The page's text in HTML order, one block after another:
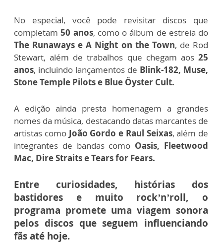
No especial, você pode revisitar discos que
completam50 anos, como o álbum de estreia do
The Runaways e A Night on the Town, de Rod
Stewart, além de trabalhos que chegam aos 25
anos, incluindo lançamentos de Blink-182, Muse,
Stone Temple Pilots e Blue Öyster Cult.
A edição ainda presta homenagem a grandes
nomes da música, destacando datas marcantes de
artistas como João Gordo e Raul Seixas, além de
integrantes de bandas como Oasis, Fleetwood
Mac, Dire Straits e Tears for Fears.
Entre curiosidades, histórias dos
bastidores e muito rock’n’roll, o
programa promete uma viagem sonora
pelos discos que seguem influenciando
fãs até hoje.